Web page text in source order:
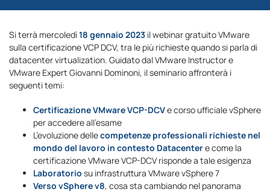
Si terrà mercoledì18 gennaio 2023 il webinar gratuito VMware
sulla certificazione VCP DCV, tra le più richieste quando si parla di
datacenter virtualization. Guidato dal VMware Instructor e
VMware Expert Giovanni Dominoni, il seminario affronterà i
seguenti temi:
Certificazione VMware VCP-DCVe corso ufficiale vSphere
per accedere all’esame
L’evoluzione dellecompetenze professionali richieste nel
mondo del lavoro in contesto Datacentere come la
certificazione VMware VCP-DCV risponde a tale esigenza
Laboratorio su infrastruttura VMware vSphere 7
Verso vSphere v8, cosa sta cambiando nel panorama